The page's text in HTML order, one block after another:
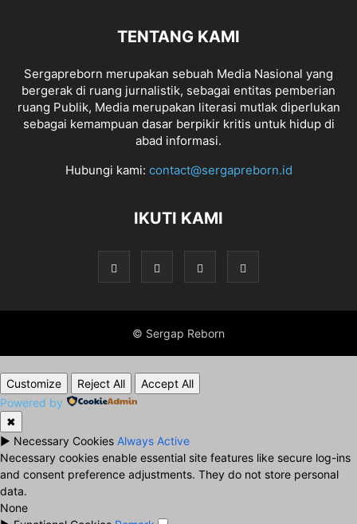
TENTANG KAMI
Sergapreborn merupakan sebuah Media Nasional yang
bergerak di ruang jurnalistik, sebagai entitas pemberian
ruang Publik, Media merupakan literasi mutlak diperlukan
sebagai kemampuan dasar berpikir kritis untuk hidup di
abad informasi.
Hubungi kami: contact@sergapreborn.id
IKUTI KAMI
© Sergap Reborn
Customize Reject All
Accept All
Powered by
✖
► Necessary Cookies Always Active
Necessary cookies enable essential site features like secure log-ins
and consent preference adjustments. They do not store personal
data.
None